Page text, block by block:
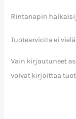
Rintanapin
Tuotearvioita ei vielä
Vain kirjautuneet
voivat kirjoittaa